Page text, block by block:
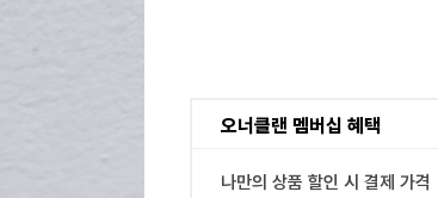
오너클랜 멤버십 혜택
나만의 상품 할인 시 결제 가격